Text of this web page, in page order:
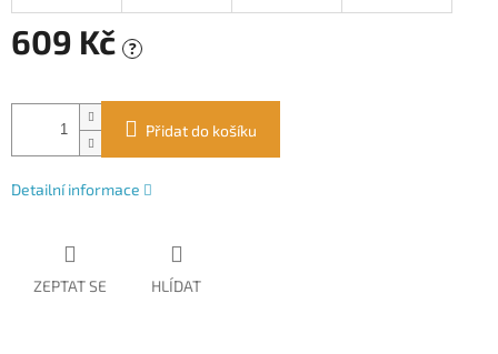
609 Kč ?
cena:
Přidat do košíku
Detailní informace
ZEPTAT SE HLÍDAT